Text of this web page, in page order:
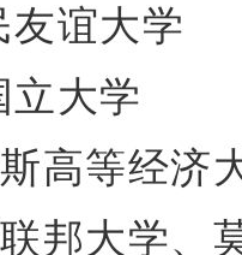
友谊大学
立大学
高等经济
邦大学、